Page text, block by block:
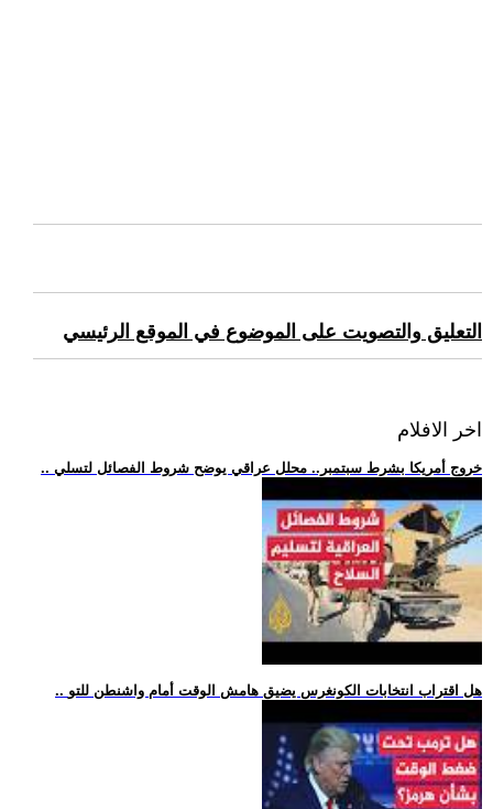
التعليق والتصويت على الموضوع في الموقع الرئيسي
اخر الافلام
.. خروج أمريكا بشرط سبتمبر.. محلل عراقي يوضح شروط الفصائل لتسلي
.. هل اقتراب انتخابات الكونغرس يضيق هامش الوقت أمام واشنطن للتو